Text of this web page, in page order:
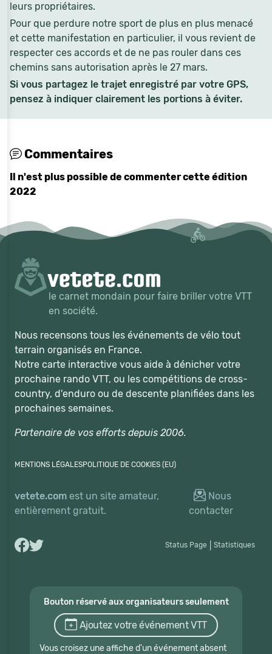
leurs propriétaires.
Pour que perdure notre sport de plus en plus menacé
et cette manifestation en particulier, il vous revient de
respecter ces accords et de ne pas rouler dans ces
chemins sans autorisation après le 27 mars.
Si vous partagez le trajet enregistré par votre GPS,
pensez à indiquer clairement les portions à éviter.
Commentaires
Il n'est plus possible de commenter cette édition
2022
le carnet mondain pour faire briller votre VTT
en société.
Nous recensons tous les événements de vélo tout
terrain organisés en France.
Notre carte interactive vous aide à dénicher votre
prochaine rando VTT, ou les compétitions de cross-
country, d'enduro ou de descente planifiées dans les
prochaines semaines.
Partenaire de vos efforts depuis 2006.
MENTIONS LÉGALESPOLITIQUE DE COOKIES (EU)
vetete.com est un site amateur,
entièrement gratuit.
Nous
contacter
Status Page Statistiques
Bouton réservé aux organisateurs seulement
Ajoutez votre événement VTT
Vous croisez une affiche d'un événement absent